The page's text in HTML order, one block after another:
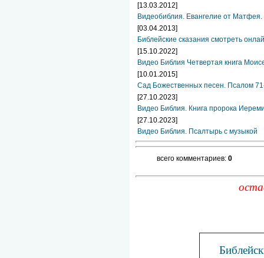
[13.03.2012]
Видеобиблия. Евангелие от Матфея.
[03.04.2013]
Библейские сказания смотреть
[15.10.2022]
Видео Библия Четвертая книга
[10.01.2015]
Сад Божественных песен. Псалом
[27.10.2023]
Видео Библия. Книга пророка
[27.10.2023]
Видео Библия. Псалтырь с музыкой
всего комментариев: 0